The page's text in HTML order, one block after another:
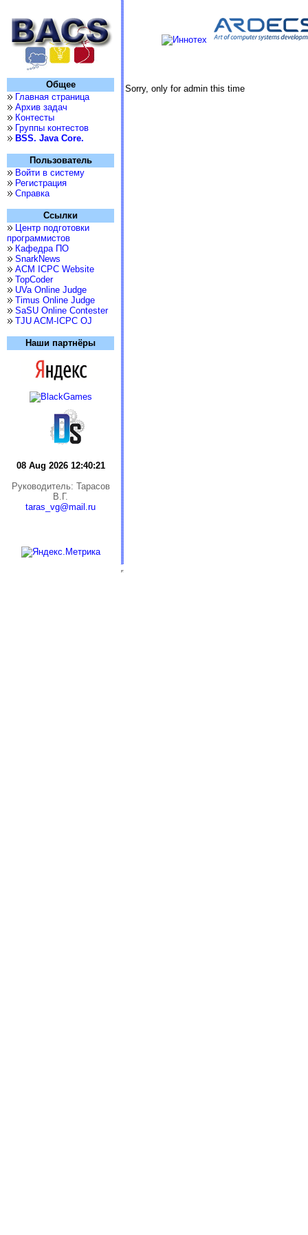
Общее
Главная страница
Архив задач
Контесты
Группы контестов
BSS. Java Core.
Пользователь
Войти в систему
Регистрация
Справка
Ссылки
Центр подготовки
программистов
Кафедра ПО
SnarkNews
ACM ICPC Website
TopCoder
UVa Online Judge
Timus Online Judge
SaSU Online Contester
TJU ACM-ICPC OJ
Наши партнёры
08 Aug 2026 12:40:22
Руководитель: Тарасов
В.Г.
taras_vg@mail.ru
Sorry, only for admin this time